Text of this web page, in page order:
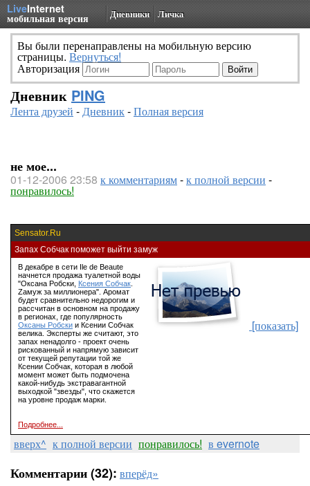
LiveInternet
мобильная версия Дневники Личка
Вы были перенаправлены на мобильную версию
страницы. Вернуться!
Авторизация
Дневник PING
Лента друзей -Дневник-Полная версия
не мое...
01-12-2006 23:58 к комментариям-к полной версии -
понравилось!
Sensator.Ru
Запах Собчак поможет выйти замуж
[показать]
В декабре в сети Ile de Beaute
начнется продажа туалетной воды
"Оксана Робски, Ксения Собчак
Zамуж за миллионера". Аромат
будет сравнительно недорогим и
рассчитан в основном на продажу
в регионах, где популярность
Оксаны Робски и Ксении Собчак
велика. Эксперты же считают, это
запах ненадолго - проект очень
рискованный и напрямую зависит
от текущей репутации той же
Ксении Собчак, которая в любой
момент может быть подмочена
какой-нибудь экстравагантной
выходкой "звезды", что скажется
на уровне продаж марки.
Подробнее...
вверх^ к полной версии понравилось! в evernote
Комментарии (32): вперёд»